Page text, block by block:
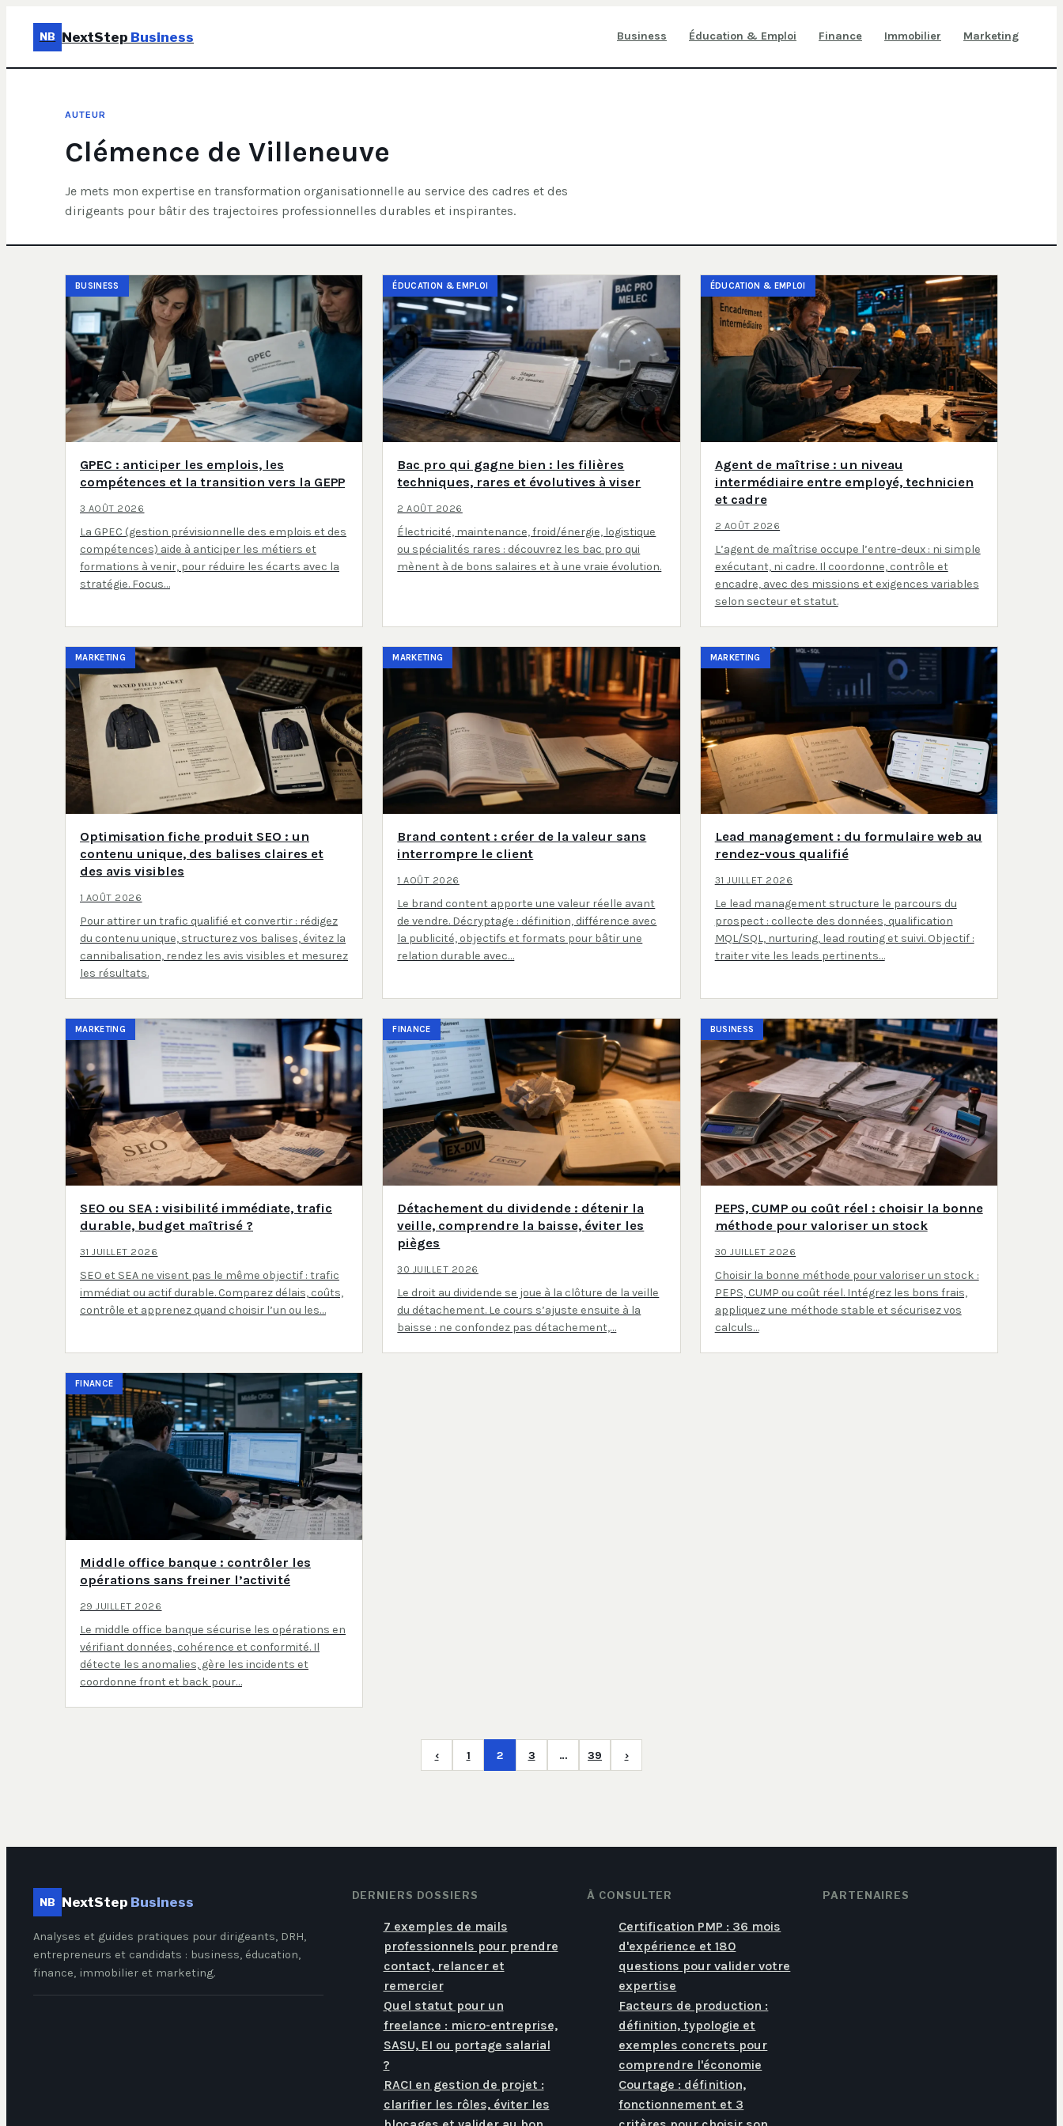
NB NextStep Business Business Éducation & Emploi Finance Immobilier Marketing
AUTEUR
Clémence de Villeneuve
Je mets mon expertise en transformation organisationnelle au service des cadres et des
dirigeants pour bâtir des trajectoires professionnelles durables et inspirantes.
BUSINESS
GPEC : anticiper les emplois, les
compétences et la transition vers la GEPP
3 AOÛT 2026
La GPEC (gestion prévisionnelle des emplois et des
compétences) aide à anticiper les métiers et
formations à venir, pour réduire les écarts avec la
stratégie. Focus…
ÉDUCATION & EMPLOI
Bac pro qui gagne bien : les filières
techniques, rares et évolutives à viser
2 AOÛT 2026
Électricité, maintenance, froid/énergie, logistique
ou spécialités rares : découvrez les bac pro qui
mènent à de bons salaires et à une vraie évolution.
ÉDUCATION & EMPLOI
Agent de maîtrise : un niveau
intermédiaire entre employé, technicien
et cadre
2 AOÛT 2026
L’agent de maîtrise occupe l’entre-deux : ni simple
exécutant, ni cadre. Il coordonne, contrôle et
encadre, avec des missions et exigences variables
selon secteur et statut.
MARKETING
Optimisation fiche produit SEO : un
contenu unique, des balises claires et
des avis visibles
1 AOÛT 2026
Pour attirer un trafic qualifié et convertir : rédigez
du contenu unique, structurez vos balises, évitez la
cannibalisation, rendez les avis visibles et mesurez
les résultats.
MARKETING
Brand content : créer de la valeur sans
interrompre le client
1 AOÛT 2026
Le brand content apporte une valeur réelle avant
de vendre. Décryptage : définition, différence avec
la publicité, objectifs et formats pour bâtir une
relation durable avec…
MARKETING
Lead management : du formulaire web au
rendez-vous qualifié
31 JUILLET 2026
Le lead management structure le parcours du
prospect : collecte des données, qualification
MQL/SQL, nurturing, lead routing et suivi. Objectif :
traiter vite les leads pertinents…
MARKETING
SEO ou SEA : visibilité immédiate, trafic
durable, budget maîtrisé ?
31 JUILLET 2026
SEO et SEA ne visent pas le même objectif : trafic
immédiat ou actif durable. Comparez délais, coûts,
contrôle et apprenez quand choisir l’un ou les…
FINANCE
Détachement du dividende : détenir la
veille, comprendre la baisse, éviter les
pièges
30 JUILLET 2026
Le droit au dividende se joue à la clôture de la veille
du détachement. Le cours s’ajuste ensuite à la
baisse : ne confondez pas détachement,…
BUSINESS
PEPS, CUMP ou coût réel : choisir la bonne
méthode pour valoriser un stock
30 JUILLET 2026
Choisir la bonne méthode pour valoriser un stock :
PEPS, CUMP ou coût réel. Intégrez les bons frais,
appliquez une méthode stable et sécurisez vos
calculs…
FINANCE
Middle office banque : contrôler les
opérations sans freiner l’activité
29 JUILLET 2026
Le middle office banque sécurise les opérations en
vérifiant données, cohérence et conformité. Il
détecte les anomalies, gère les incidents et
coordonne front et back pour…
‹ 1 2 3 … 39 ›
NB NextStep Business
Analyses et guides pratiques pour dirigeants, DRH,
entrepreneurs et candidats : business, éducation,
finance, immobilier et marketing.
DERNIERS DOSSIERS
7 exemples de mails
professionnels pour prendre
contact, relancer et
remercier
Quel statut pour un
freelance : micro-entreprise,
SASU, EI ou portage salarial
?
RACI en gestion de projet :
clarifier les rôles, éviter les
À CONSULTER
Certification PMP : 36 mois
d'expérience et 180
questions pour valider votre
expertise
Facteurs de production :
définition, typologie et
exemples concrets pour
comprendre l'économie
Courtage : définition,
fonctionnement et 3
PARTENAIRES